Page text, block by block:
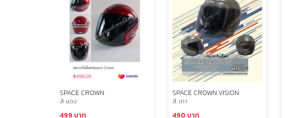
SPACE CROWN
สี: แดง
499 บาท
SPACE CROWN VISION
สี: เทา
490 บาท